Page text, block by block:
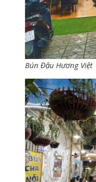
Bún Đậu Hương Việt